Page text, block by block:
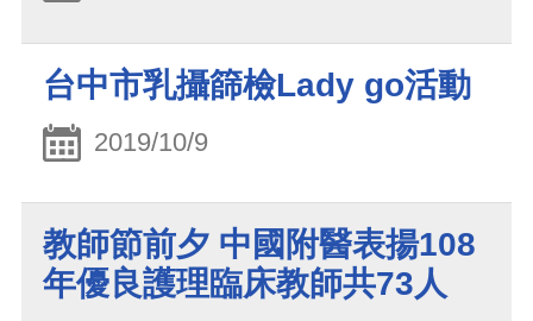
台中市乳攝篩檢Lady go活動
2019/10/9
教師節前夕 中國附醫表揚108
年優良護理臨床教師共73人